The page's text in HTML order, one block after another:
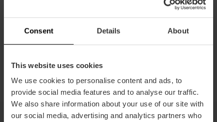
Consent Details About
This website uses cookies
We use cookies to personalise content and ads, to
provide social media features and to analyse our traffic.
We also share information about your use of our site with
our social media, advertising and analytics partners who
auf dem Mittelmeer. Sie können auch Ihre eigene Paella im
Gemüsegarten kochen und Weinverkostungen in lokalen
Bodegas erleben.